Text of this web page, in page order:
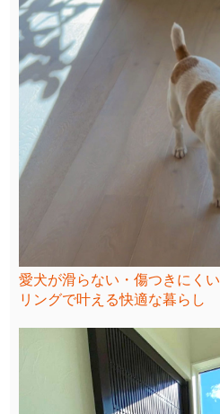
愛犬が滑らない・傷つきにく
リングで叶える快適な暮らし